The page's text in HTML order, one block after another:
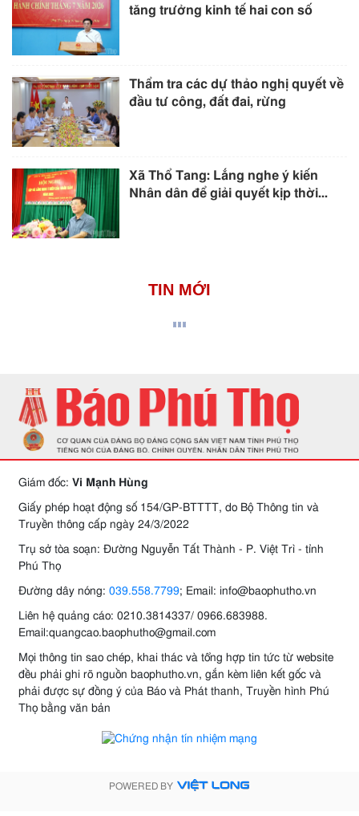
tăng trưởng kinh tế hai con số
Thẩm tra các dự thảo nghị quyết về
đầu tư công, đất đai, rừng
Xã Thổ Tang: Lắng nghe ý kiến
Nhân dân để giải quyết kịp thời...
TIN MỚI
Giám đốc: Vi Mạnh Hùng
Giấy phép hoạt động số 154/GP-BTTTT, do Bộ Thông tin và
Truyền thông cấp ngày 24/3/2022
Trụ sở tòa soạn: Đường Nguyễn Tất Thành - P. Việt Trì - tỉnh
Phú Thọ
Đường dây nóng: 039.558.7799; Email: info@baophutho.vn
Liên hệ quảng cáo: 0210.3814337/ 0966.683988.
Email:quangcao.baophutho@gmail.com
Mọi thông tin sao chép, khai thác và tổng hợp tin tức từ website
đều phải ghi rõ nguồn baophutho.vn, gắn kèm liên kết gốc và
phải được sự đồng ý của Báo và Phát thanh, Truyền hình Phú
Thọ bằng văn bản
POWERED BY